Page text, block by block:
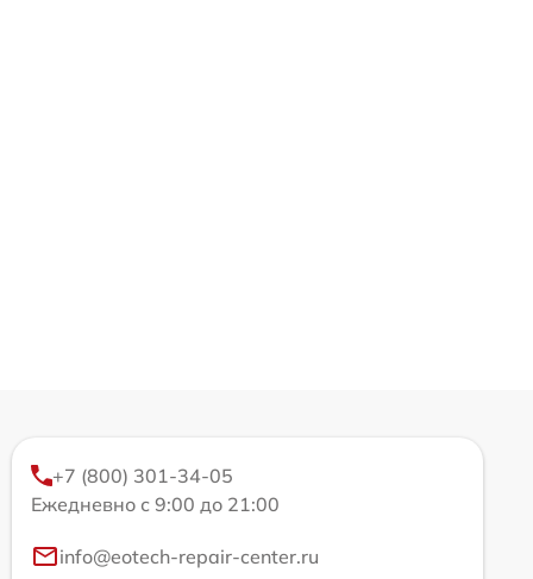
+7 (800) 301-34-05
Ежедневно с 9:00 до 21:00
info@eotech-repair-center.ru